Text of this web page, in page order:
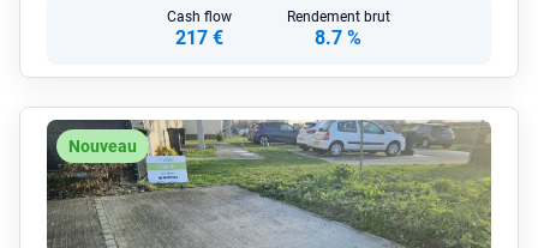
Cash flow
217 €
Rendement brut
8.7 %
Nouveau